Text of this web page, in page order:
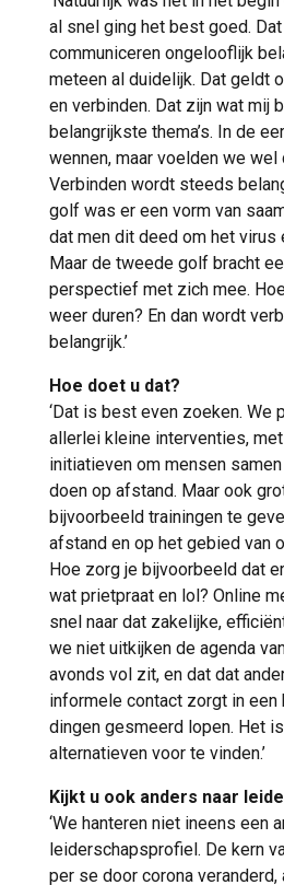
al snel ging het best goed.
communiceren ongelooflijk
meteen al duidelijk. Dat geldt
en verbinden. Dat zijn wat mij
belangrijkste thema’s. In de
wennen, maar voelden we wel
Verbinden wordt steeds
golf was er een vorm van
dat men dit deed om het virus
Maar de tweede golf bracht
perspectief met zich mee.
weer duren? En dan wordt
belangrijk.’
Hoe doet u dat?
‘Dat is best even zoeken. We
allerlei kleine interventies,
initiatieven om mensen
doen op afstand. Maar ook
bijvoorbeeld trainingen te
afstand en op het gebied van
Hoe zorg je bijvoorbeeld dat
wat prietpraat en lol? Online
snel naar dat zakelijke,
we niet uitkijken de agenda
avonds vol zit, en dat dat
informele contact zorgt in
dingen gesmeerd lopen. Het
alternatieven voor te vinden.’
Kijkt u ook anders naar
‘We hanteren niet ineens een
leiderschapsprofiel. De kern
per se door corona veranderd,